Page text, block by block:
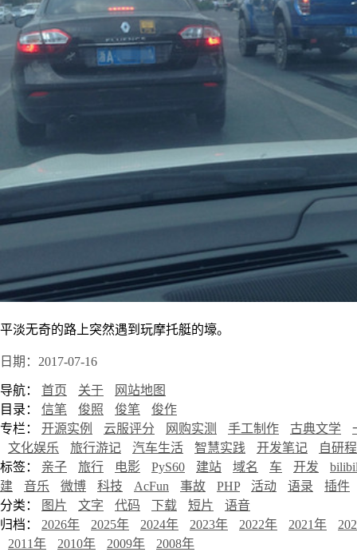
平淡无奇的路上突然遇到玩摩托艇的壕。
日期：2017-07-16
导航： 首页 关于
网站地图
目录： 信笔 俊照 俊笔
俊作
专栏： 开源实例 云服评分 网购实测 手工制作 古典文学
文化娱乐
旅行游记 汽车生活 智慧实践 开发笔记
自研
标签： 亲子 旅行 电影 PyS60 建站 域名 车 开发
建
音乐 微博 科技 AcFun 事故 PHP 活动 语录
插件
分类：
图片 文字 代码 下载 短片
语音
归档： 2026年 2025年 2024年 2023年 2022年 2021年
2011年
2010年 2009年 2008年